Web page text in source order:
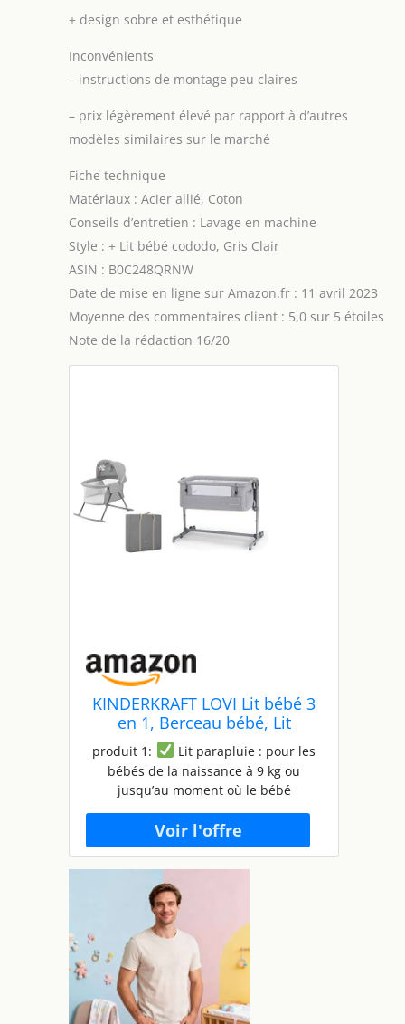
+ design sobre et esthétique
Inconvénients
– instructions de montage peu claires
– prix légèrement élevé par rapport à d’autres
modèles similaires sur le marché
Fiche technique
Matériaux : Acier allié, Coton
Conseils d’entretien : Lavage en machine
Style : + Lit bébé cododo, Gris Clair
ASIN : B0C248QRNW
Date de mise en ligne sur Amazon.fr : 11 avril 2023
Moyenne des commentaires client : 5,0 sur 5 étoiles
Note de la rédaction 16/20
KINDERKRAFT LOVI Lit bébé 3
en 1, Berceau bébé, Lit
Parapluie, avec Matelas Sac de
Transport, 2 Jouets Doux
Inclus, Gris & Neste UP Lit
bébé cododo, Lit Bebe avec
Matelas de la Naissance, Gris
Clair
produit 1:
Lit parapluie : pour les
bébés de la naissance à 9 kg ou
jusqu’au moment où le bébé
(environ 6 mois). Il est doté de la
fonction bascule, d'une moustiquaire
intégrée et d'un auvent réglable. LOVI
est léger et facile à déplier et à
emporter avec vous en déplacement
grâce à un sac inclus produit 1:
PRATIQUE : le lit a des côtés
fonctionnels en maille, de sorte que le
parent peut toujours garder un œil
sur son bébé. De plus, ils assurent
une bonne circulation d'air lors des